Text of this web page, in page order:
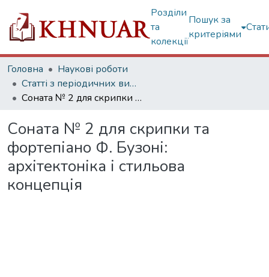
Розділи
та
колекції
Пошук за
критеріями
Головна
Наукові роботи
Статті з періодичних видань
Соната № 2 для скрипки та фортепіано Ф. Бузоні: архітектоніка і стильова концепція
Соната № 2 для скрипки та
фортепіано Ф. Бузоні:
архітектоніка і стильова
концепція